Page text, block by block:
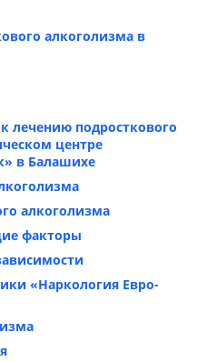
алкоголизма в
лечению подросткового
центре
в Балашихе
алкоголизма
факторы
«Наркология Евро-